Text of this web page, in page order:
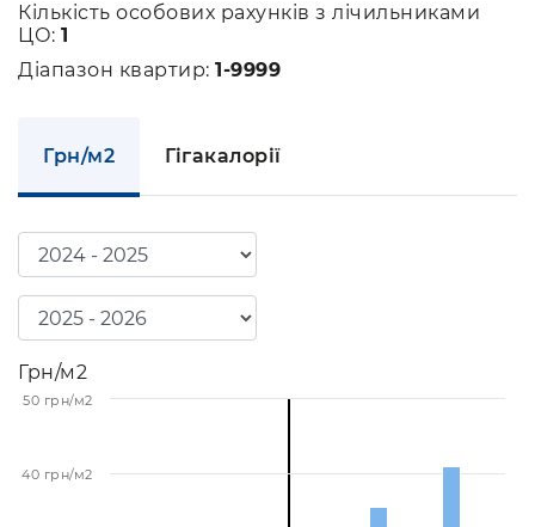
Кількість особових рахунків з лічильниками
ЦО: 1
Діапазон квартир: 1-9999
Грн/м2 Гігакалорії
Грн/м2
40 грн/м2
50 грн/м2